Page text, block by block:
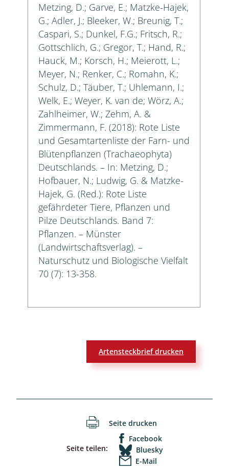
Metzing, D.; Garve, E.; Matzke-Hajek,
G.; Adler, J.; Bleeker, W.; Breunig, T.;
Caspari, S.; Dunkel, F.G.; Fritsch, R.;
Gottschlich, G.; Gregor, T.; Hand, R.;
Hauck, M.; Korsch, H.; Meierott, L.;
Meyer, N.; Renker, C.; Romahn, K.;
Schulz, D.; Täuber, T.; Uhlemann, I.;
Welk, E.; Weyer, K. van de; Wörz, A.;
Zahlheimer, W.; Zehm, A. &
Zimmermann, F. (2018): Rote Liste
und Gesamtartenliste der Farn- und
Blütenpflanzen (Trachaeophyta)
Deutschlands. – In: Metzing, D.;
Hofbauer, N.; Ludwig, G. & Matzke-
Hajek, G. (Red.): Rote Liste
gefährdeter Tiere, Pflanzen und
Pilze Deutschlands. Band 7:
Pflanzen. – Münster
(Landwirtschaftsverlag). –
Naturschutz und Biologische Vielfalt
70 (7): 13-358.
Artensteckbrief drucken
Seite drucken
Seite teilen:
Facebook
Bluesky
E-Mail